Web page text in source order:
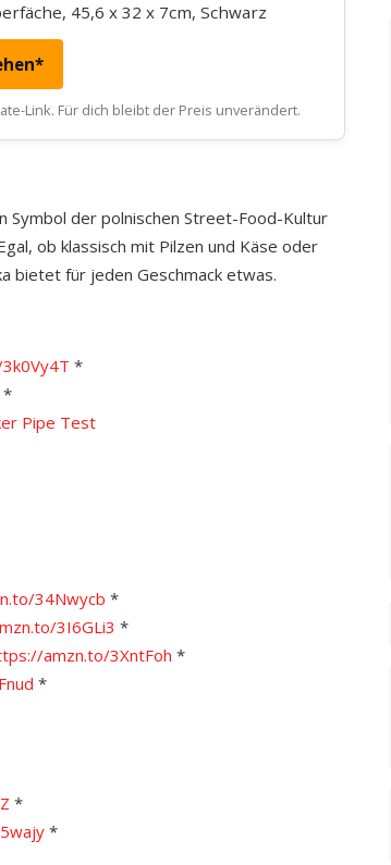
45,6 x 32 x 7cm, Schwarz
Link. Für dich bleibt der Preis unverändert.
Symbol der polnischen Street-Food-Kultur
ob klassisch mit Pilzen und Käse oder
bietet für jeden Geschmack etwas.
*
*
Pipe Test
34Nwycb *
3I6GLi3 *
amzn.to/3XntFoh *
*
*
*